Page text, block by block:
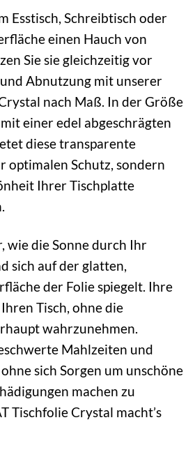
Esstisch, Schreibtisch oder
einen Hauch von
Sie sie gleichzeitig vor
Abnutzung mit unserer
nach Maß. In der Größe
einer edel abgeschrägten
diese transparente
optimalen Schutz, sondern
Ihrer Tischplatte
wie die Sonne durch Ihr
sich auf der glatten,
der Folie spiegelt. Ihre
Tisch, ohne die
wahrzunehmen.
Mahlzeiten und
sich Sorgen um unschöne
machen zu
Tischfolie Crystal macht’s